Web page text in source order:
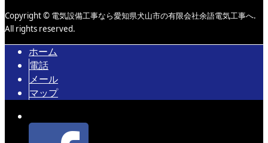
Copyright © 電気設備工事なら愛知県犬山市の有限会社余語電気工事へ.
All rights reserved.
ホーム
電話
メール
マップ